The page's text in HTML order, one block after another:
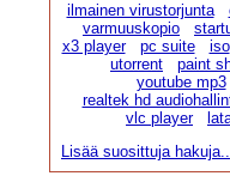
ilmainen virustorjunta
varmuuskopio
x3 player
pc suite iso
utorrent
paint
youtube mp3
realtek hd
vlc player
Lisää suosittuja hakuja..